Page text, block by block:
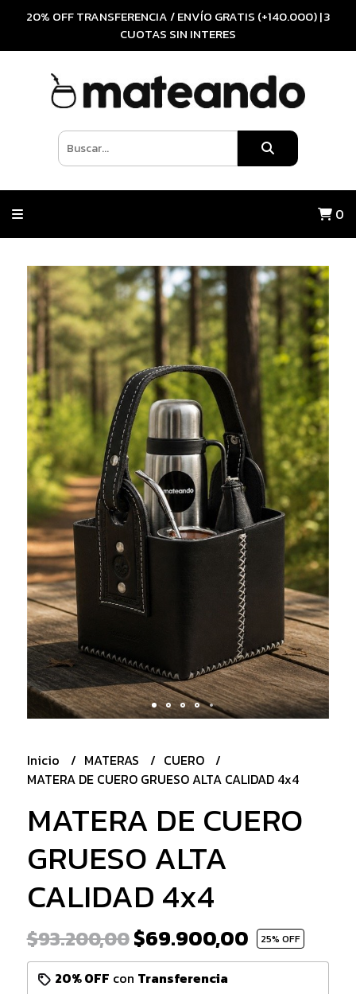
20% OFF TRANSFERENCIA / ENVÍO GRATIS (+140.000) | 3
CUOTAS SIN INTERES
0
Inicio MATERAS
CUERO
MATERA DE CUERO GRUESO ALTA CALIDAD 4x4
MATERA DE CUERO
GRUESO ALTA
CALIDAD 4x4
$93.200,00$69.900,00 25% OFF
20% OFF con Transferencia